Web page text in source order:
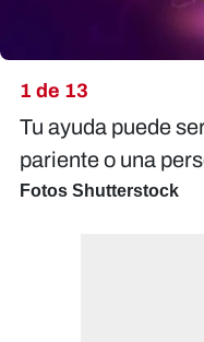
1 de 13
Tu ayuda puede
pariente o una
Fotos Shutterstock